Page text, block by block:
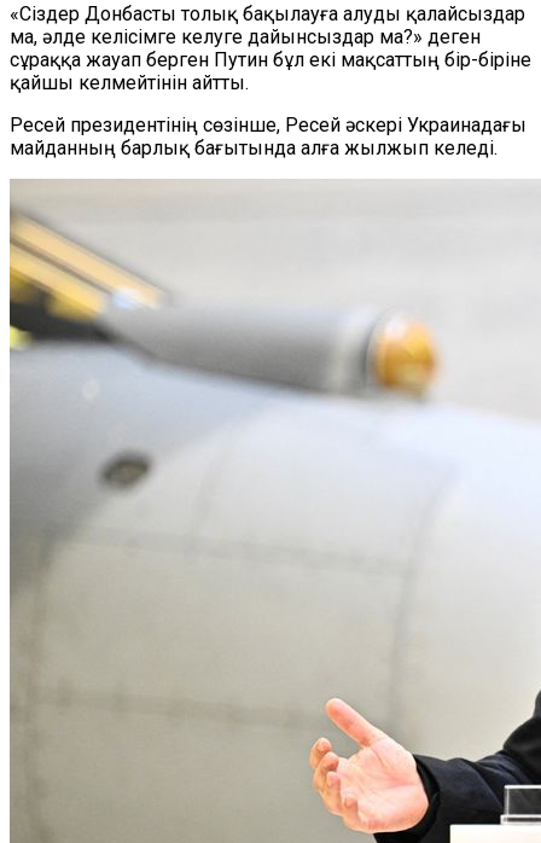
«Сіздер Донбасты толық бақылауға алуды қалайсыздар
ма, әлде келісімге келуге дайынсыздар ма?» деген
сұраққа жауап берген Путин бұл екі мақсаттың бір-біріне
қайшы келмейтінін айтты.
Ресей президентінің сөзінше, Ресей әскері Украинадағы
майданның барлық бағытында алға жылжып келеді.